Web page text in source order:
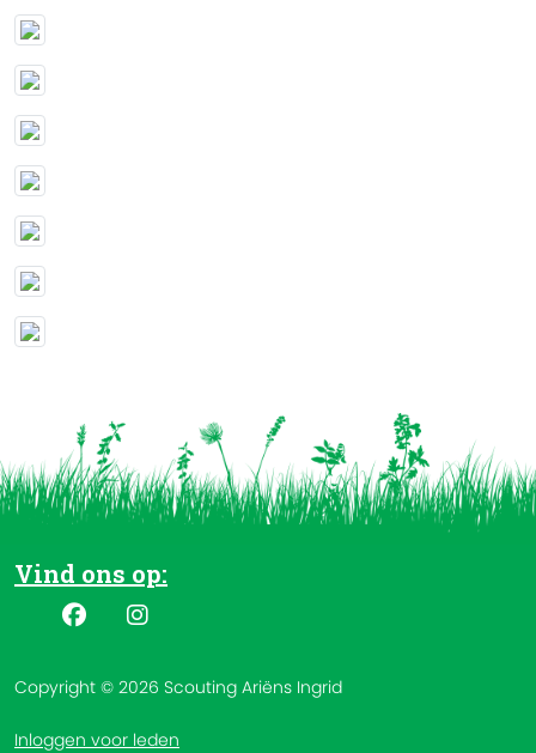
Vind ons op:
Copyright © 2026 Scouting Ariëns Ingrid
Inloggen voor leden